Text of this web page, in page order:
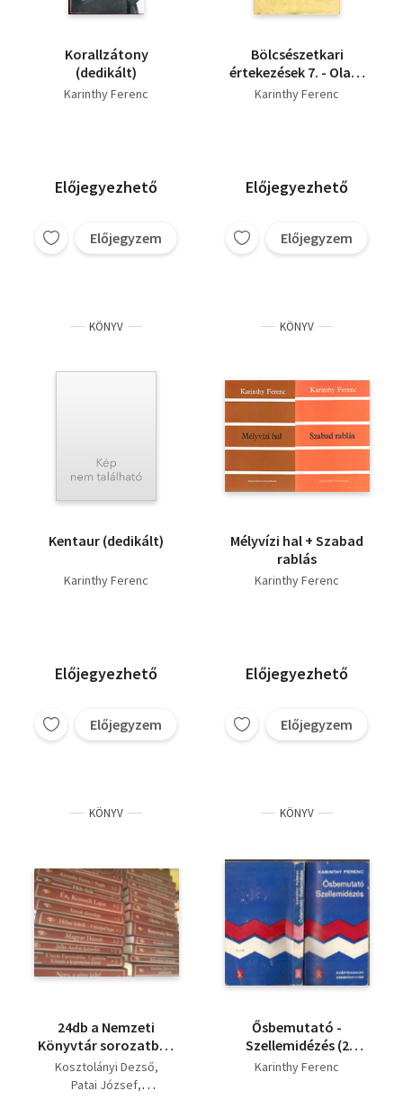
Korallzátony
(dedikált)
Karinthy Ferenc
Előjegyezhető
Előjegyzem
Bölcsészetkari
értekezések 7. - Olasz
jövevényszavaink
Karinthy Ferenc
Előjegyezhető
Előjegyzem
KÖNYV
Kentaur (dedikált)
Karinthy Ferenc
Előjegyezhető
Előjegyzem
KÖNYV
Mélyvízi hal + Szabad
rablás
Karinthy Ferenc
Előjegyezhető
Előjegyzem
KÖNYV
24db a Nemzeti
Könyvtár sorozatból:
Nero a véres
költő/Pacsirta/Édes
Kosztolányi Dezső
Patai József
KÖNYV
Ősbemutató -
Szellemidézés (2
regény)
Karinthy Ferenc